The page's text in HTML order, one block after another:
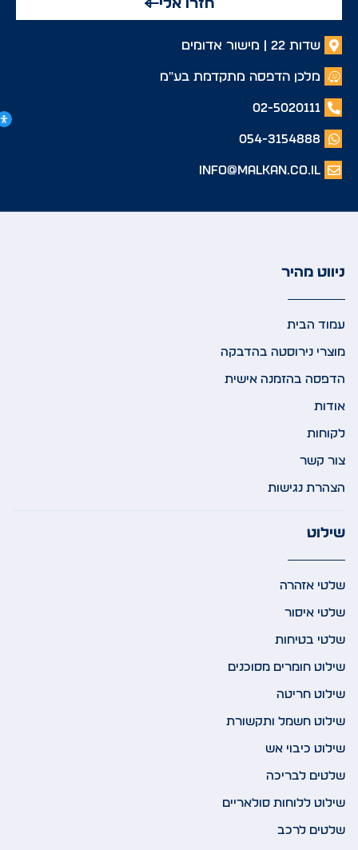
חזרו אלי
שדות 22 | מישור אדומים
מלכן הדפסה מתקדמת בע"מ
02-5020111
054-3154888
info@malkan.co.il
ניווט מהיר
עמוד הבית
מוצרי נירוסטה בהדבקה
הדפסה בהזמנה אישית
אודות
לקוחות
צור קשר
הצהרת נגישות
שילוט
שלטי אזהרה
שלטי איסור
שלטי בטיחות
שילוט חומרים מסוכנים
שילוט חריטה
שילוט חשמל ותקשורת
שילוט כיבוי אש
שלטים לבריכה
שילוט ללוחות סולאריים
שלטים לרכב